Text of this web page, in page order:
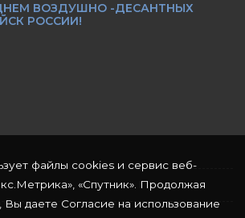
ВОЗДУШНО -ДЕСАНТНЫХ
РОССИИ!
файлы cookies и сервис веб-
«Спутник». Продолжая
Вы даете Согласие на использование